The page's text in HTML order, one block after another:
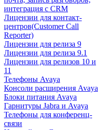
интеграция с CRM
Лицензии для контакт-
центров(Customer Call
Reporter)
Лицензии для релиза 9
Лицензии для релиза 9.1
Лицензии для релизов 10 и
11
Телефоны Avaya
Консоли расширения Avaya
Блоки питания Avaya
Гарнитуры Jabra и Avaya
Телефоны для конференц-
связи